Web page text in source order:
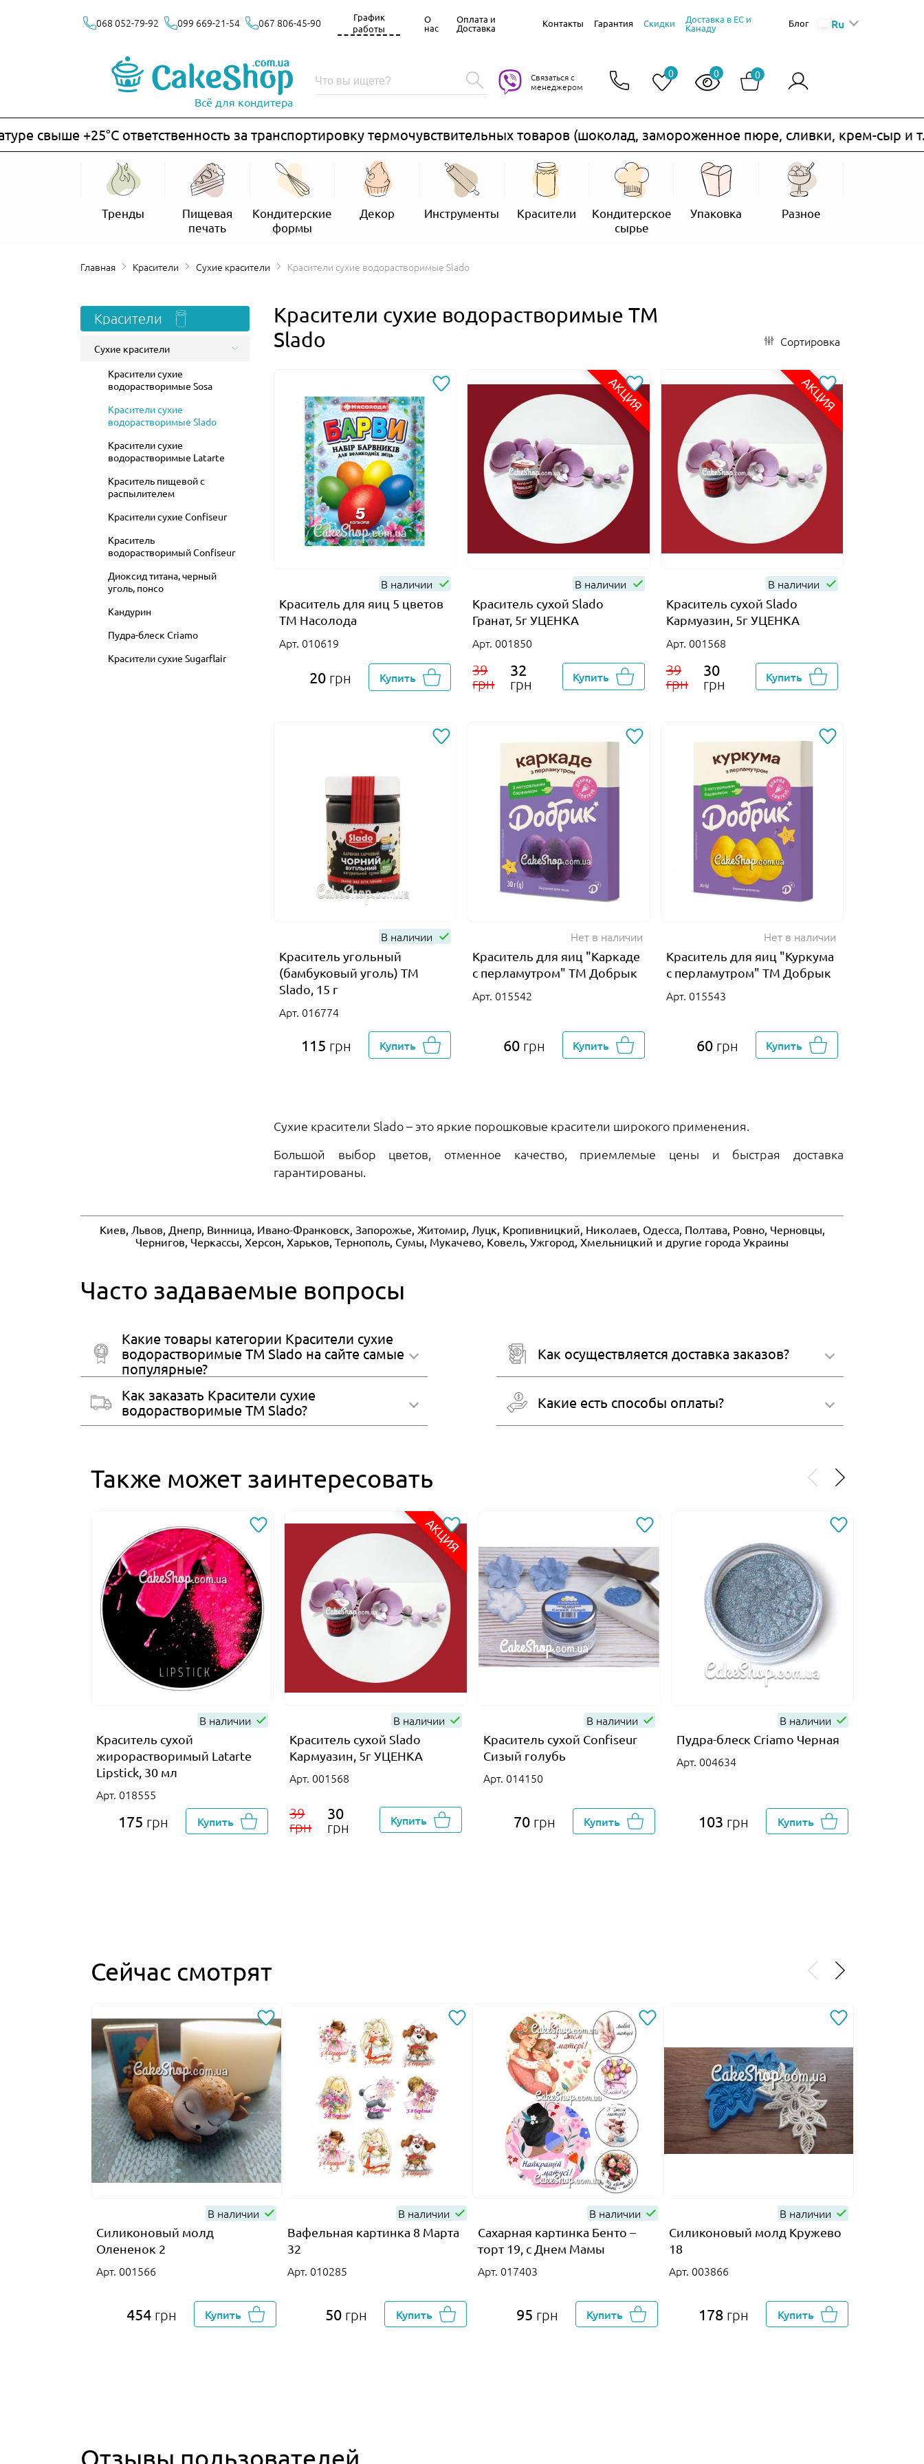
Всё для кондитера
0
0 0
Связаться с
менеджером
068 052-79-92 099 669-21-54 067 806-45-90
График
работы
О
нас
Оплата и
Доставка Контакты Гарантия Скидки Доставка в ЕС и
Канаду Блог Ru
+25°C ответственность за транспортировку термочувствительных товаров (шоколад, замороженное пюре, сливки, крем-сыр и т.п.)
Тренды
Пищевая
печать
Кондитерские
формы
Декор Инструменты Красители
Кондитерское
сырье
Упаковка Разное
Главная Красители Сухие красители Красители сухие водорастворимые Slado
Красители
Сухие красители
Красители сухие
водорастворимые Sosa
Красители сухие
водорастворимые Slado
Красители сухие
водорастворимые Latarte
Краситель пищевой с
распылителем
Красители сухие Confiseur
Краситель
водорастворимый Confiseur
Диоксид титана, черный
уголь, понсо
Кандурин
Пудра-блеск Criamo
Красители сухие Sugarflair
Сортировка
Красители сухие водорастворимые ТМ
Slado
В наличии
Краситель для яиц 5 цветов
ТМ Насолода
Арт. 010619
20 грн Купить
АКЦИЯ
В наличии
Краситель сухой Slado
Гранат, 5г УЦЕНКА
Арт. 001850
39
грн
32
грн Купить
АКЦИЯ
В наличии
Краситель сухой Slado
Кармуазин, 5г УЦЕНКА
Арт. 001568
39
грн
30
грн Купить
В наличии
Краситель угольный
(бамбуковый уголь) ТМ
Slado, 15 г
Арт. 016774
115 грн Купить
Нет в наличии
Краситель для яиц "Каркаде
с перламутром" ТМ Добрык
Арт. 015542
60грн Купить
Нет в наличии
Краситель для яиц "Куркума
с перламутром" ТМ Добрык
Арт. 015543
60грн Купить
Сухие красители Slado – это яркие порошковые красители широкого применения.
Большой выбор цветов, отменное качество, приемлемые цены и быстрая доставка
гарантированы.
Также может заинтересовать
В наличии
Краситель сухой
жирорастворимый Latarte
Lipstick, 30 мл
Арт. 018555
175 грн Купить
АКЦИЯ
В наличии
Краситель сухой Slado
Кармуазин, 5г УЦЕНКА
Арт. 001568
39
грн
30
грн Купить
В наличии
Краситель сухой Confiseur
Сизый голубь
Арт. 014150
70грн Купить
В наличии
Пудра-блеск Criamo Черная
Арт. 004634
103 грн Купить
Киев, Львов, Днепр, Винница, Ивано-Франковск, Запорожье, Житомир, Луцк, Кропивницкий, Николаев, Одесса, Полтава, Ровно, Черновцы,
Чернигов, Черкассы, Херсон, Харьков, Тернополь, Сумы, Мукачево, Ковель, Ужгород, Хмельницкий и другие города Украины
Часто задаваемые вопросы
Какие товары категории Красители сухие
водорастворимые ТМ Slado на сайте самые
популярные?
Как заказать Красители сухие
водорастворимые ТМ Slado?
Как осуществляется доставка заказов?
Какие есть способы оплаты?
Сейчас смотрят
В наличии
Силиконовый молд
Олененок 2
Арт. 001566
454грн Купить
В наличии
Вафельная картинка 8 Марта
32
Арт. 010285
50 грн Купить
В наличии
Сахарная картинка Бенто –
торт 19, с Днем Мамы
Арт. 017403
95 грн Купить
В наличии
Силиконовый молд Кружево
18
Арт. 003866
178 грн Купить
Отзывы пользователей